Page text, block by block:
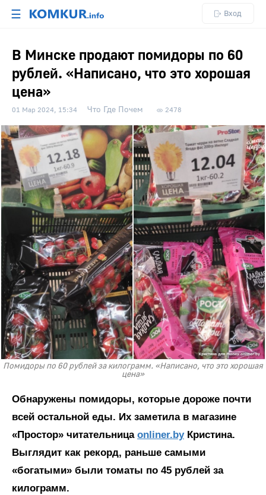
☰ Вход
В Минске продают помидоры по 60
рублей. «Написано, что это хорошая
цена»
01 Мар 2024, 15:34 Что Где Почем 2478
Помидоры по 60 рублей за килограмм. «Написано, что это хорошая
цена»
Обнаружены помидоры, которые дороже почти
всей остальной еды. Их заметила в магазине
«Простор» читательница onliner.byКристина.
Выглядит как рекорд, раньше самыми
«богатыми» были томаты по 45 рублей за
килограмм.